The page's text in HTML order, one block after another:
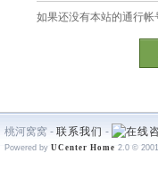
如果还没有本站的通行帐
桃河窝窝 - 联系我们 -
Powered by UCenter Home 2.0 ©